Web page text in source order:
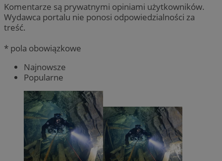
Komentarze są prywatnymi opiniami użytkowników.
Wydawca portalu nie ponosi odpowiedzialności za
treść.
* pola obowiązkowe
Najnowsze
Popularne